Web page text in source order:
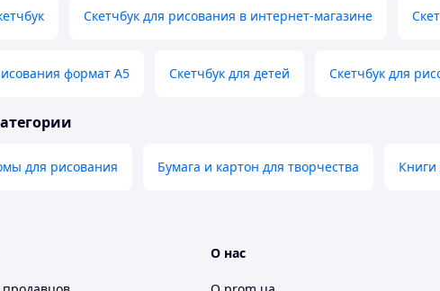
Скетчбук для рисования в интернет-магазине
формат А5 Скетчбук для детей Скетчбук для
для рисования Бумага и картон для творчества Книги
О нас